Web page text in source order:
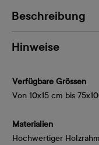
Beschreibung
Hinweise
Verfügbare Grössen
Von 10x15 cm bis
Materialien
Hochwertiger